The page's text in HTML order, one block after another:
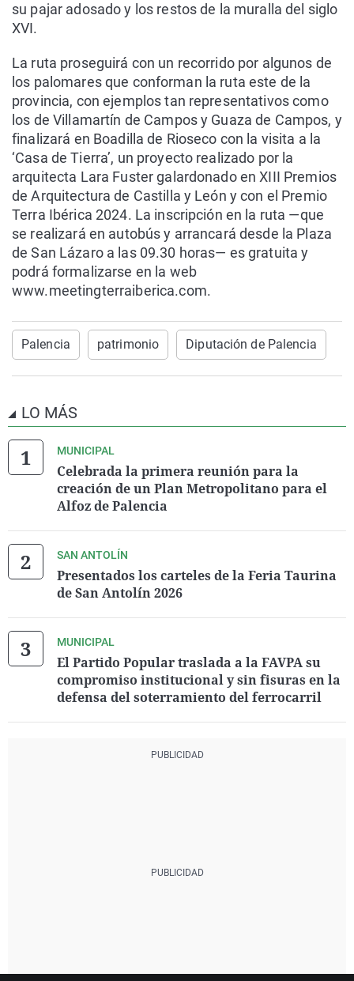
su pajar adosado y los restos de la muralla del siglo
XVI.
La ruta proseguirá con un recorrido por algunos de
los palomares que conforman la ruta este de la
provincia, con ejemplos tan representativos como
los de Villamartín de Campos y Guaza de Campos, y
finalizará en Boadilla de Rioseco con la visita a la
‘Casa de Tierra’, un proyecto realizado por la
arquitecta Lara Fuster galardonado en XIII Premios
de Arquitectura de Castilla y León y con el Premio
Terra Ibérica 2024. La inscripción en la ruta —que
se realizará en autobús y arrancará desde la Plaza
de San Lázaro a las 09.30 horas— es gratuita y
podrá formalizarse en la web
www.meetingterraiberica.com.
Palencia patrimonio Diputación de Palencia
LO MÁS
MUNICIPAL
Celebrada la primera reunión para la
creación de un Plan Metropolitano para el
Alfoz de Palencia
SAN ANTOLÍN
Presentados los carteles de la Feria Taurina
de San Antolín 2026
MUNICIPAL
El Partido Popular traslada a la FAVPA su
compromiso institucional y sin fisuras en la
defensa del soterramiento del ferrocarril